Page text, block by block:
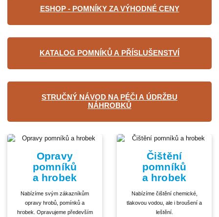
ESHOP - POMNÍKY ZA VÝHODNÉ CENY
KATALOG POMNÍKŮ A PŘÍSLUŠENSTVÍ
STRUČNÝ NÁVOD NA PÉČI A ÚDRŽBU
NÁHROBKŮ
Opravy
pomníků
a hrobek
Nabízíme svým zákazníkům
opravy hrobů, pomínků a
hrobek. Opravujeme především
Čištění
pomníků
a hrobek
Nabízíme čištění chemické,
tlakovou vodou, ale i broušení a
leštění.